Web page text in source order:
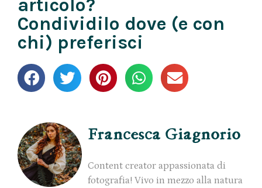
articolo?
Condividilo dove (e con
chi) preferisci
Francesca Giagnorio
Content creator appassionata di
fotografia! Vivo in mezzo alla natura